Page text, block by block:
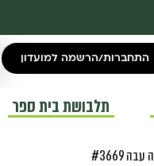
התחברות/הרשמה למועדון
תלבושת בית ספר
#3669